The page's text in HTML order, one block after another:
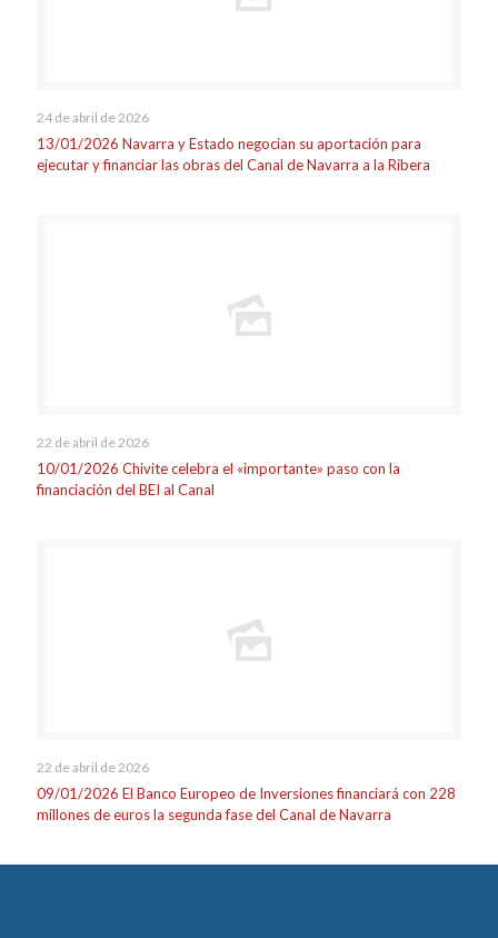
24 de abril de 2026
13/01/2026 Navarra y Estado negocian su aportación para
ejecutar y financiar las obras del Canal de Navarra a la Ribera
22 de abril de 2026
10/01/2026 Chivite celebra el «importante» paso con la
financiación del BEI al Canal
22 de abril de 2026
09/01/2026 El Banco Europeo de Inversiones financiará con 228
millones de euros la segunda fase del Canal de Navarra